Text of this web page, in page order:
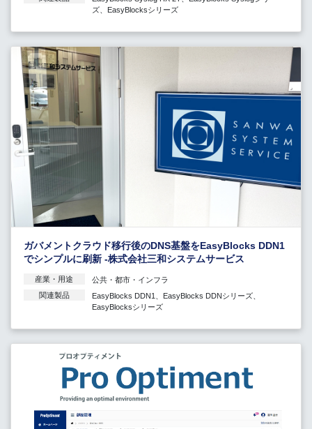
ズ、 EasyBlocksシリーズ
ガバメントクラウド移行後のDNS基盤をEasyBlocks DDN1
でシンプルに刷新 -株式会社三和システムサービス
産業・用途
公共・都市・インフラ
関連製品
EasyBlocks DDN1 EasyBlocks DDNシリーズ、
EasyBlocksシリーズ